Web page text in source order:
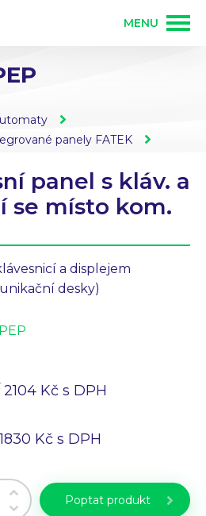
automaty
elektroniky
MENU
panely FATEK
panel s kláv. a
se místo kom.
a displejem
desky)
2104 Kč s DPH
Kč s DPH
Poptat produkt